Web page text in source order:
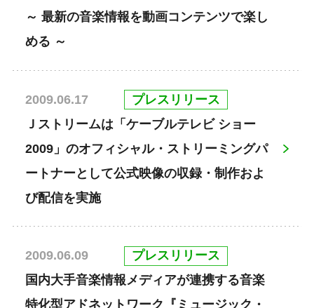
～ 最新の音楽情報を動画コンテンツで楽し
める ～
2009.06.17
プレスリリース
Ｊストリームは「ケーブルテレビ ショー
2009」のオフィシャル・ストリーミングパ
ートナーとして公式映像の収録・制作およ
び配信を実施
2009.06.09
プレスリリース
国内大手音楽情報メディアが連携する音楽
特化型アドネットワーク『ミュージック・